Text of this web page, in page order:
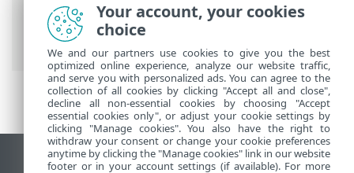
ESET Online Yardım
ESET PROTECT On-
Prem> Başlayın
Masaüstü sitesini görüntüle
Your account, your cookies
choice
We and our partners use cookies to give you the best
optimized online experience, analyze our website traffic,
and serve you with personalized ads. You can agree to the
collection of all cookies by clicking "Accept all and close",
decline all non-essential cookies by choosing "Accept
essential cookies only", or adjust your cookie settings by
clicking "Manage cookies". You also have the right to
withdraw your consent or change your cookie preferences
anytime by clicking the "Manage cookies" link in our website
footer or in your account settings (if available). For more